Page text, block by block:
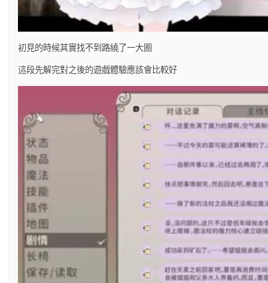
初見的時候其實找不到路繞了一大圈
這段先解完對之後的遊戲體驗應該會比較好